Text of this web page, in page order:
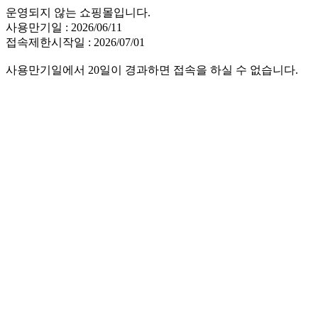
운영되지 않는 쇼핑몰입니다.
사용만기일 : 2026/06/11
접속제한시작일 : 2026/07/01
사용만기일에서 20일이 경과하면 접속을 하실 수 없습니다.